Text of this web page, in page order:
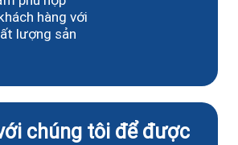
hàng với
lượng sản
chúng tôi để được